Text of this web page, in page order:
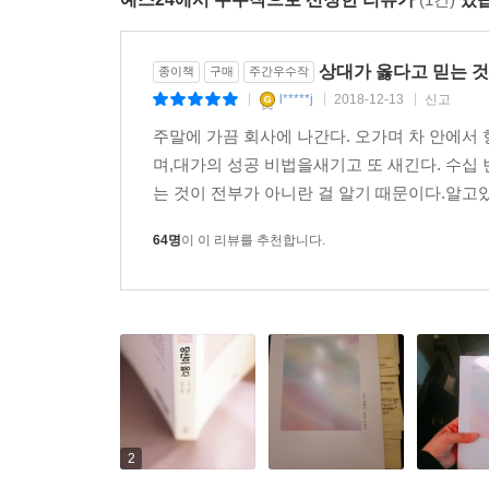
종이책 구매 주간우수작 상대가 옳다고 믿는
l*****j 2018-12-13 신고
주말에 가끔 회사에 나간다. 오가며 차 안에
며,대가의 성공 비법을새기고 또 새긴다. 수
는 것이 전부가 아니란 걸 알기 때문이다.알
64명이 이 리뷰를 추천합니다.
2